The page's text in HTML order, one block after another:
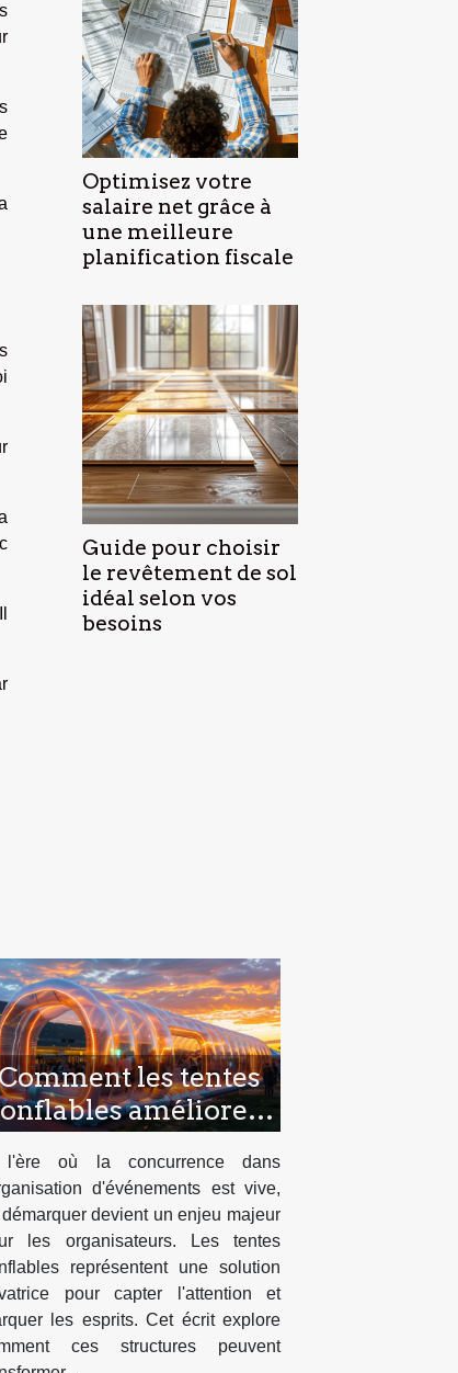
Optimisez votre
salaire net grâce à
une meilleure
planification fiscale
Guide pour choisir
le revêtement de sol
idéal selon vos
besoins
les tentes
améliorent
la visibilité lors
d'événements
où la concurrence dans
d'événements est vive,
devient un enjeu majeur
les organisateurs. Les tentes
représentent une solution
pour capter l'attention et
les esprits. Cet écrit explore
ces structures peuvent